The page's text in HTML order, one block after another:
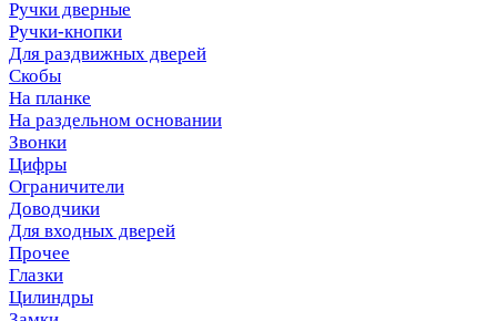
Ручки дверные
Ручки-кнопки
Для раздвижных дверей
Скобы
На планке
На раздельном основании
Звонки
Цифры
Ограничители
Доводчики
Для входных дверей
Прочее
Глазки
Цилиндры